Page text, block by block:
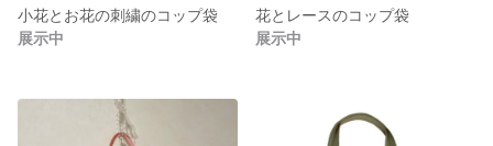
小花とお花の刺繍のコップ袋
展示中
花とレースのコップ袋
展示中